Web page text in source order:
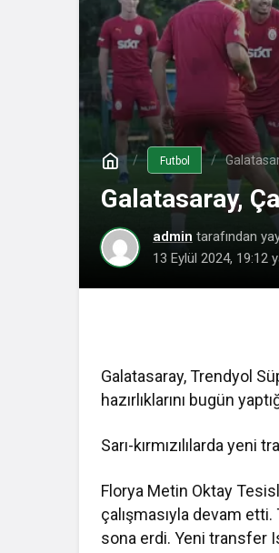
Futbol
Galatasaray,
admin tarafından
13 Eylül 2024, 19:12
Galatasaray, Trendyol
hazırlıklarını bugün
Sarı-kırmızılılarda yeni
Florya Metin Oktay
çalışmasıyla devam
sona erdi. Yeni transfer